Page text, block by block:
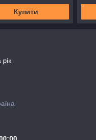
Купити